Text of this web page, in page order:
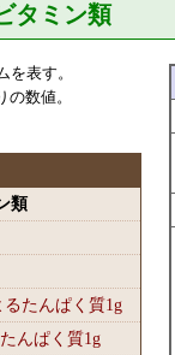
タミン類
を表す。
の数値。
類
たんぱく質1g
んぱく質1g